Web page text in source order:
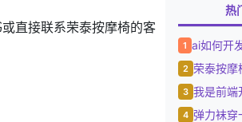
直接联系荣泰按摩椅的客
热
1 ai如何开
2 荣泰按摩
3
4 弹力袜穿